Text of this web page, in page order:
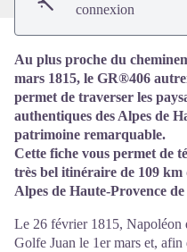
connexion
Au plus proche du
mars 1815, le GR®406
permet de traverser les
authentiques des Alpes de
patrimoine remarquable.
Cette fiche vous permet de
très bel itinéraire de 109
Alpes de Haute-Provence
Le 26 février 1815, Napoléon
Golfe Juan le 1er mars et, afin